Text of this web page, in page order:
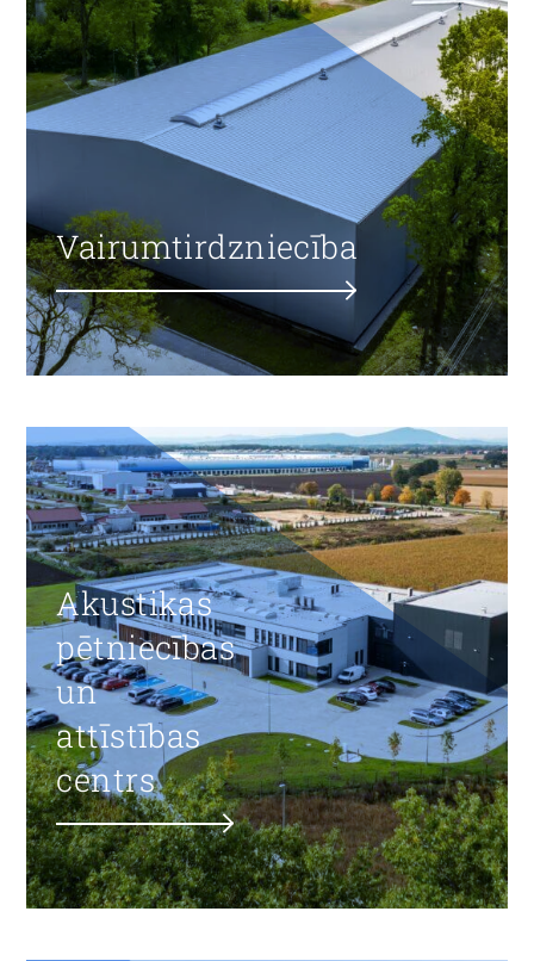
Vairumtirdzniecība
Akustikas
pētniecības
un
attīstības
centrs